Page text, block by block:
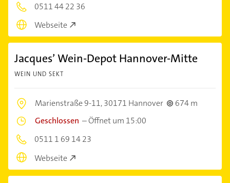
0511 44 22 36
Webseite
Jacques’ Wein-Depot Hannover-Mitte
WEIN UND SEKT
Marienstraße 9-11,30171 Hannover
674 m
Geschlossen –Öffnet um 15:00
0511 1 69 14 23
Webseite